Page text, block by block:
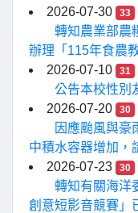
2026-07-30
33
轉知農業部農
辦理「115年食農
2026-07-10
31
公告本校性別
2026-07-20
30
因應颱風與豪
中積水容器增加，
2026-07-23
30
轉知有關海洋
創意短影音競賽」